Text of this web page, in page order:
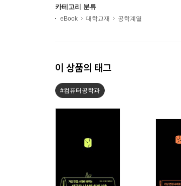
카테고리 분류
eBook 대학교재 공학계열
이 상품의 태그
#컴퓨터공학과